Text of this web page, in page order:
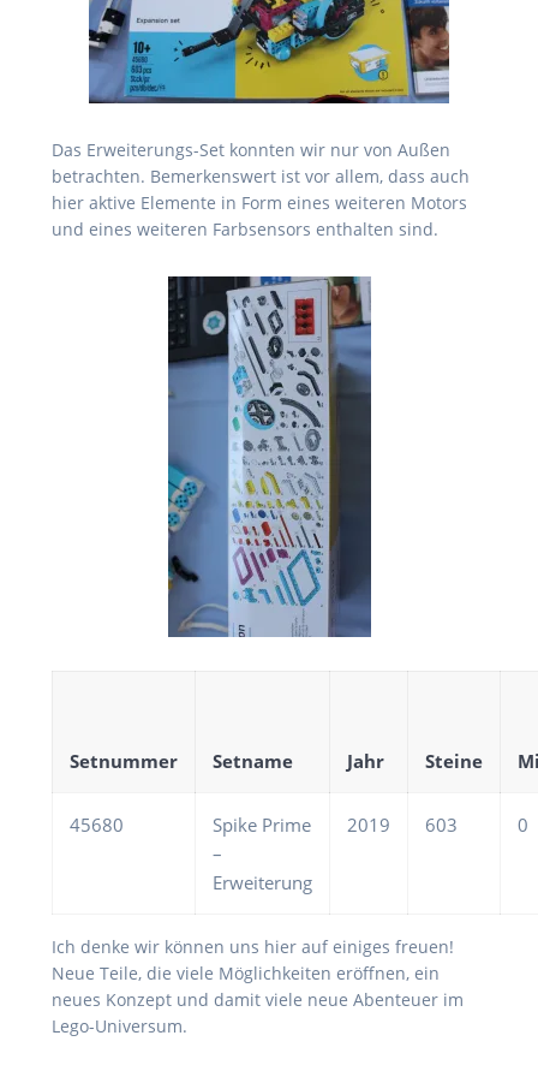
Das Erweiterungs-Set konnten wir nur von Außen
betrachten. Bemerkenswert ist vor allem, dass auch
hier aktive Elemente in Form eines weiteren Motors
und eines weiteren Farbsensors enthalten sind.
Setnummer Setname Jahr Steine
45680
Spike Prime
–
Erweiterung
2019 603 0
Ich denke wir können uns hier auf einiges freuen!
Neue Teile, die viele Möglichkeiten eröffnen, ein
neues Konzept und damit viele neue Abenteuer im
Lego-Universum.